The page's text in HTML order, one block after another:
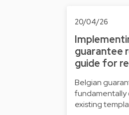
20/04/26
guarantee
guide for
Belgian
fundamentally
existing